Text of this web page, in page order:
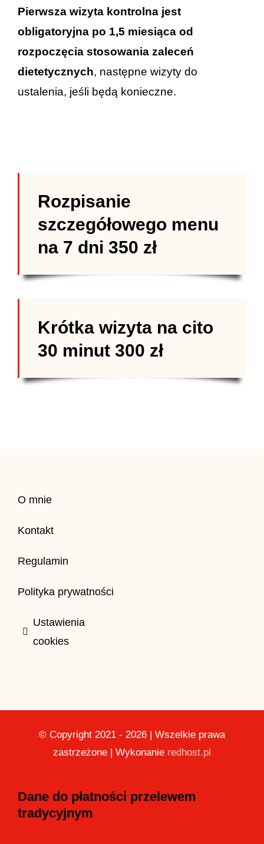
Pierwsza wizyta kontrolna jest
obligatoryjna po 1,5 miesiąca od
rozpoczęcia stosowania zaleceń
dietetycznych, następne wizyty do
ustalenia, jeśli będą konieczne.
Rozpisanie
szczegółowego menu
na 7 dni 350 zł
Krótka wizyta na cito
30 minut 300 zł
O mnie
Kontakt
Regulamin
Polityka prywatności
Ustawienia
cookies
© Copyright 2021 - 2026 | Wszelkie prawa
zastrzeżone | Wykonanie redhost.pl
Dane do płatności przelewem
tradycyjnym